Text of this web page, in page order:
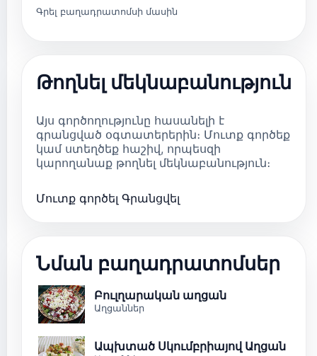
Գրել բաղադրատոմսի մասին
Թողնել մեկնաբանություն
Այս գործողությունը հասանելի է
գրանցված օգտատերերին։ Մուտք գործեք
կամ ստեղծեք հաշիվ, որպեսզի
կարողանաք թողնել մեկնաբանություն։
Մուտք գործել Գրանցվել
Նման բաղադրատոմսեր
Բուլղարական աղցան
Աղցաններ
Ապխտած Սկումբրիայով Աղցան